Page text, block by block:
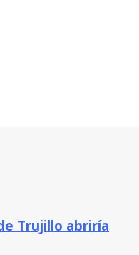
Trujillo abriría